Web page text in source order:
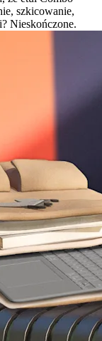
szkicowanie,
Nieskończone.